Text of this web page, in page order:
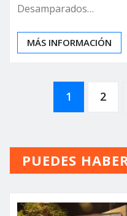
Desamparados…
MÁS INFORMACIÓN
entradas
1 2
PUEDES